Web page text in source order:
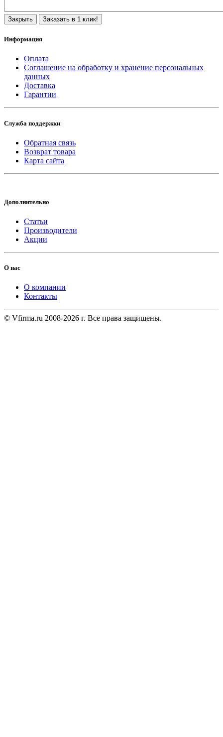
Закрыть Заказать в 1 клик!
Информация
Оплата
Соглашение на обработку и хранение персональных
данных
Доставка
Гарантии
Служба поддержки
Обратная связь
Возврат товара
Карта сайта
Дополнительно
Статьи
Производители
Акции
О нас
О компании
Контакты
© Vfirma.ru 2008-2026 г. Все права защищены.